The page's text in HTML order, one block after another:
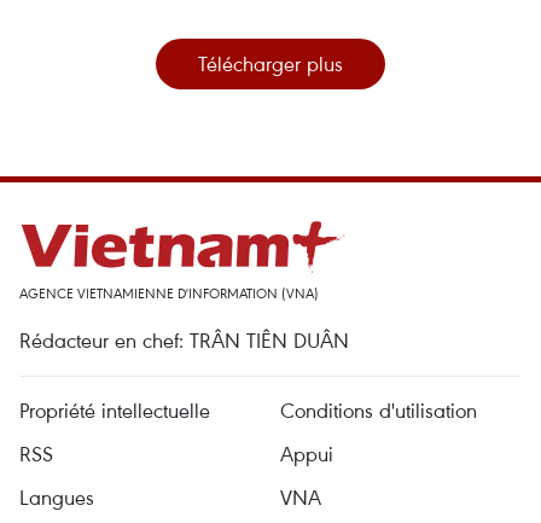
Télécharger plus
AGENCE VIETNAMIENNE D'INFORMATION (VNA)
Rédacteur en chef: TRÂN TIÊN DUÂN
Propriété intellectuelle
Conditions d'utilisation
RSS
Appui
Langues
VNA